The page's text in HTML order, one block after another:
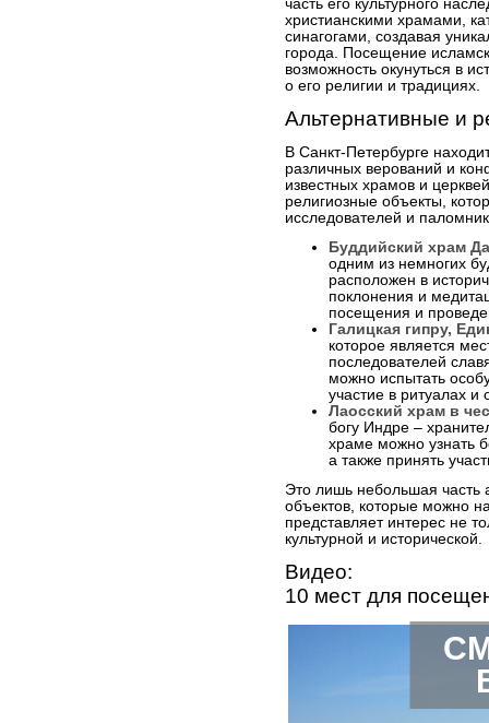
часть его культурного
христианскими храмами,
синагогами, создавая
города. Посещение
возможность окунуться в
о его религии и традициях.
Альтернативные и
В Санкт-Петербурге
различных верований и
известных храмов и
религиозные объекты,
исследователей и
Буддийский храм
одним из немногих
расположен в
поклонения и
посещения и
Галицкая гипру,
которое является
последователей
можно испытать
участие в ритуалах и
Лаосский храм в
богу Индре –
храме можно узнать
а также принять
Это лишь небольшая часть
объектов, которые можно
представляет интерес не
культурной и исторической.
Видео:
10 мест для